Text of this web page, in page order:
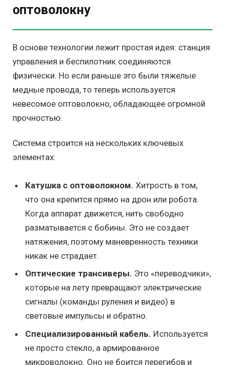
оптоволокну
В основе технологии лежит простая идея: станция
управления и беспилотник соединяются
физически. Но если раньше это были тяжелые
медные провода, то теперь используется
невесомое оптоволокно, обладающее огромной
прочностью.
Система строится на нескольких ключевых
элементах:
Катушка с оптоволокном. Хитрость в том,
что она крепится прямо на дрон или робота.
Когда аппарат движется, нить свободно
разматывается с бобины. Это не создает
натяжения, поэтому маневренность техники
никак не страдает.
Оптические трансиверы. Это «переводчики»,
которые на лету превращают электрические
сигналы (команды руления и видео) в
световые импульсы и обратно.
Специализированный кабель. Используется
не просто стекло, а армированное
микроволокно. Оно не боится перегибов и